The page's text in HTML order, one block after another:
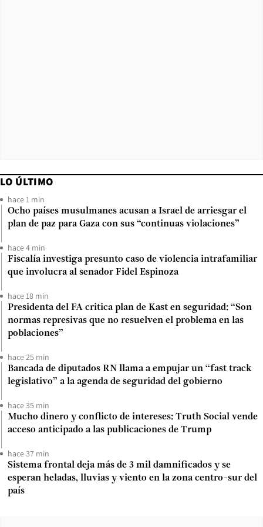
LO ÚLTIMO
hace 1 min
Ocho países musulmanes acusan a Israel de arriesgar el
plan de paz para Gaza con sus “continuas violaciones”
hace 4 min
Fiscalía investiga presunto caso de violencia intrafamiliar
que involucra al senador Fidel Espinoza
hace 18 min
Presidenta del FA critica plan de Kast en seguridad: “Son
normas represivas que no resuelven el problema en las
poblaciones”
hace 25 min
Bancada de diputados RN llama a empujar un “fast track
legislativo” a la agenda de seguridad del gobierno
hace 35 min
Mucho dinero y conflicto de intereses: Truth Social vende
acceso anticipado a las publicaciones de Trump
hace 37 min
Sistema frontal deja más de 3 mil damnificados y se
esperan heladas, lluvias y viento en la zona centro-sur del
país